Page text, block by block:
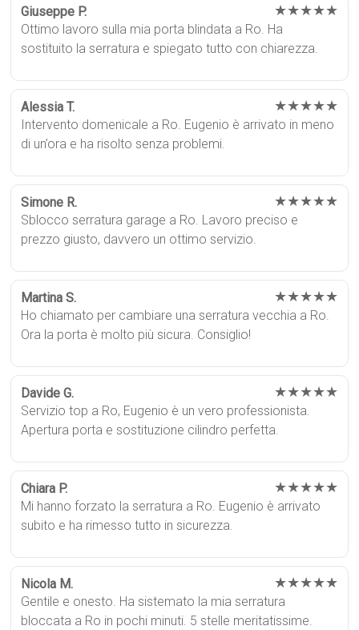
Giuseppe P. ★★★★★
Ottimo lavoro sulla mia porta blindata a Ro. Ha
sostituito la serratura e spiegato tutto con chiarezza.
Alessia T. ★★★★★
Intervento domenicale a Ro. Eugenio è arrivato in meno
di un’ora e ha risolto senza problemi.
Simone R. ★★★★★
Sblocco serratura garage a Ro. Lavoro preciso e
prezzo giusto, davvero un ottimo servizio.
Martina S. ★★★★★
Ho chiamato per cambiare una serratura vecchia a Ro.
Ora la porta è molto più sicura. Consiglio!
Davide G. ★★★★★
Servizio top a Ro, Eugenio è un vero professionista.
Apertura porta e sostituzione cilindro perfetta.
Chiara P. ★★★★★
Mi hanno forzato la serratura a Ro. Eugenio è arrivato
subito e ha rimesso tutto in sicurezza.
Nicola M. ★★★★★
Gentile e onesto. Ha sistemato la mia serratura
bloccata a Ro in pochi minuti. 5 stelle meritatissime.